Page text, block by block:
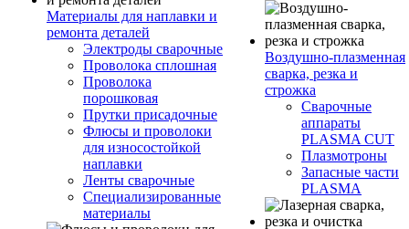
Материалы для наплавки и
ремонта деталей
Электроды сварочные
Проволока сплошная
Проволока
порошковая
Прутки присадочные
Флюсы и проволоки
для износостойкой
наплавки
Ленты сварочные
Специализированные
материалы
Воздушно-плазменная
сварка, резка и
строжка
Сварочные
аппараты
PLASMA CUT
Плазмотроны
Запасные части
PLASMA